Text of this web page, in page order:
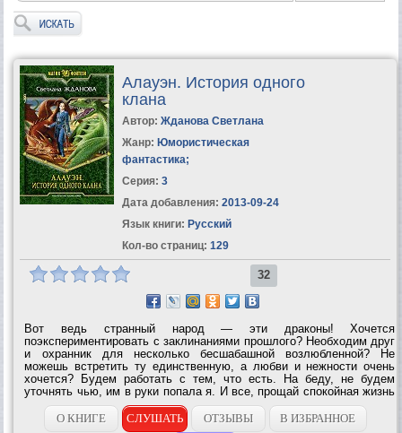
Алауэн. История одного
клана
Автор: Жданова Светлана
Жанр: Юмористическая
фантастика;
Серия: 3
Дата добавления: 2013-09-24
Язык книги: Русский
Кол-во страниц: 129
32
Вот ведь странный народ — эти драконы! Хочется
поэкспериментировать с заклинаниями прошлого? Необходим друг
и охранник для несколько бесшабашной возлюбленной? Не
можешь встретить ту единственную, а любви и нежности очень
хочется? Будем работать с тем, что есть. На беду, не будем
уточнять чью, им в руки попала я. И все, прощай спокойная жизнь
клана драконов-оборотней Алауэн. Думать ведь надо, кого
подбираешь. Я в драконы бы...
О КНИГЕ СЛУШАТЬ ОТЗЫВЫ
В ИЗБРАННОЕ